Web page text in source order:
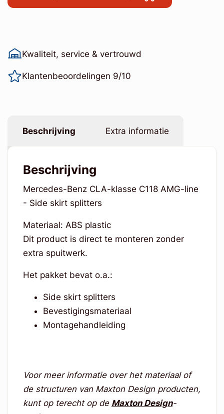
Kwaliteit, service & vertrouwd
Klantenbeoordelingen 9/10
Beschrijving Extra informatie
Beschrijving
Mercedes-Benz CLA-klasse C118 AMG-line
- Side skirt splitters
Materiaal: ABS plastic
Dit product is direct te monteren zonder
extra spuitwerk.
Het pakket bevat o.a.:
Side skirt splitters
Bevestigingsmateriaal
Montagehandleiding
Voor meer informatie over het materiaal of
de structuren van Maxton Design producten,
kunt op terecht op de Maxton Design-